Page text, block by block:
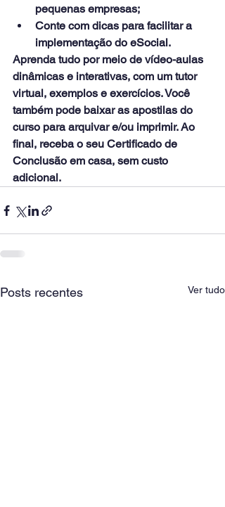
pequenas empresas;
Conte com dicas para facilitar a
implementação do eSocial.
Aprenda tudo por meio de vídeo-aulas
dinâmicas e interativas, com um tutor
virtual, exemplos e exercícios. Você
também pode baixar as apostilas do
curso para arquivar e/ou imprimir. Ao
final, receba o seu Certificado de
Conclusão em casa, sem custo
adicional.
Posts recentes Ver tudo